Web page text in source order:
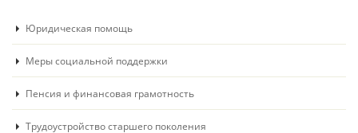
Юридическая помощь
Меры социальной поддержки
Пенсия и финансовая грамотность
Трудоустройство старшего поколения